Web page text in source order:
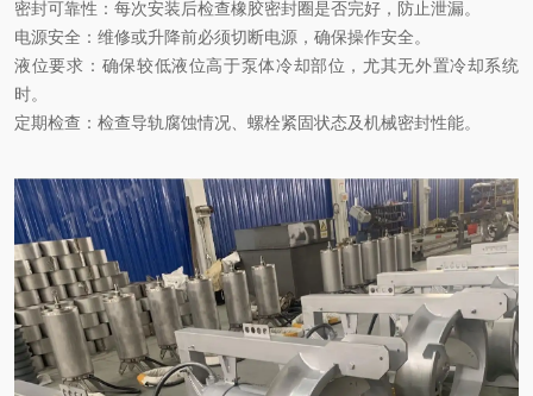
密封可靠性 ‌：每次安装后检查橡胶密封圈是否完好，防止泄漏。
电源安全 ‌：维修或升降前必须切断电源，确保操作安全。
液位要求 ‌：确保较低液位高于泵体冷却部位，尤其无外置冷却系统
时。
定期检查 ‌：检查导轨腐蚀情况、螺栓紧固状态及机械密封性能。